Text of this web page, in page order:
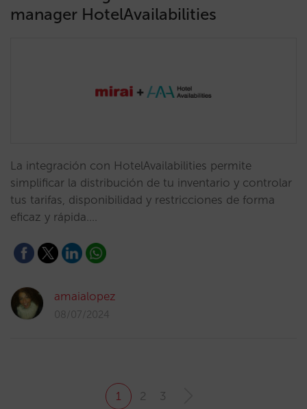
manager HotelAvailabilities
La integración con HotelAvailabilities permite
simplificar la distribución de tu inventario y controlar
tus tarifas, disponibilidad y restricciones de forma
eficaz y rápida.…
amaialopez
08/07/2024
1 2 3